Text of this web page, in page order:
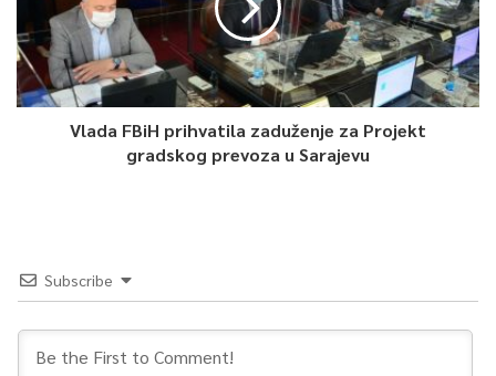
Vlada FBiH prihvatila zaduženje za Projekt
gradskog prevoza u Sarajevu
Subscribe